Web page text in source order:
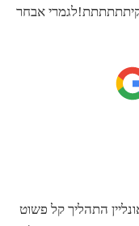
אבחר
התהליך קל פשוט